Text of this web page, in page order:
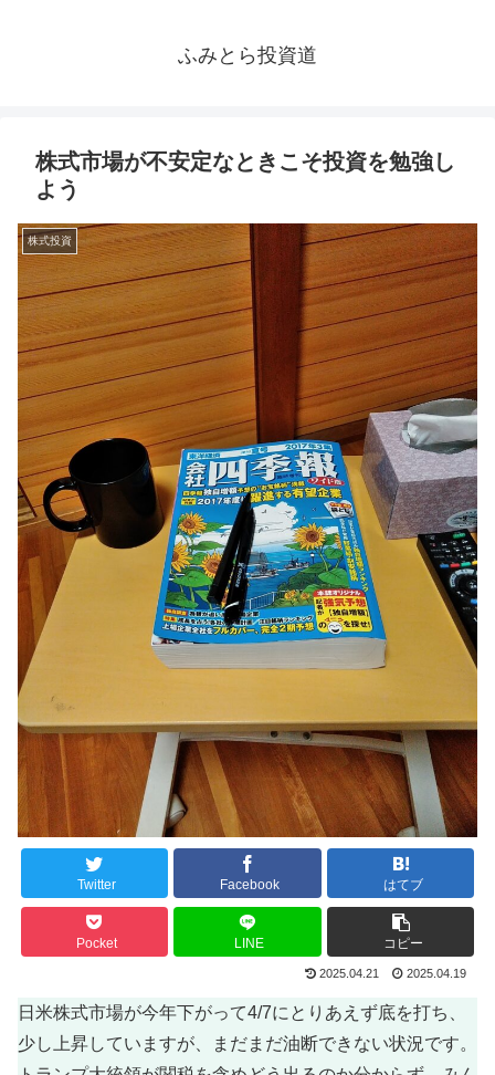
ふみとら投資道
株式市場が不安定なときこそ投資を勉強し
よう
株式投資
Twitter Facebook はてブ
Pocket LINE コピー
2025.04.21 2025.04.19
日米株式市場が今年下がって4/7にとりあえず底を打ち、
少し上昇していますが、まだまだ油断できない状況です。